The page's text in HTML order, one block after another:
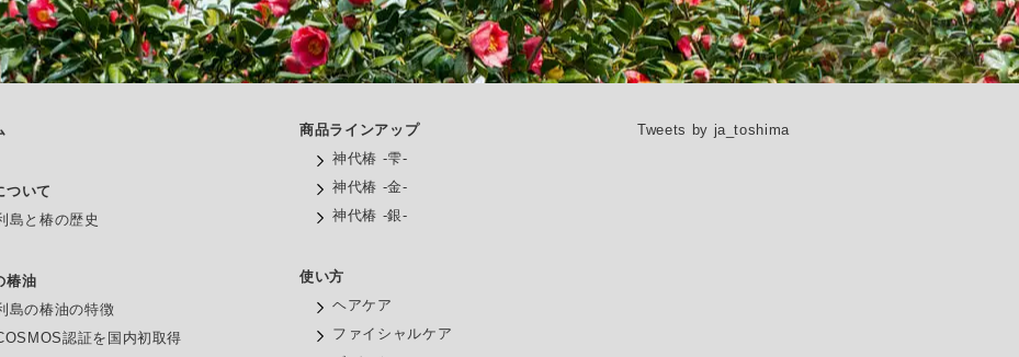
ついて
島と椿の歴史
椿油
島の椿油の特徴
認証を国内初取得
商品ラインアップ
神代椿 -雫-
神代椿 -金-
神代椿 -銀-
使い方
ヘアケア
ファイシャルケア
Tweets by ja_toshima